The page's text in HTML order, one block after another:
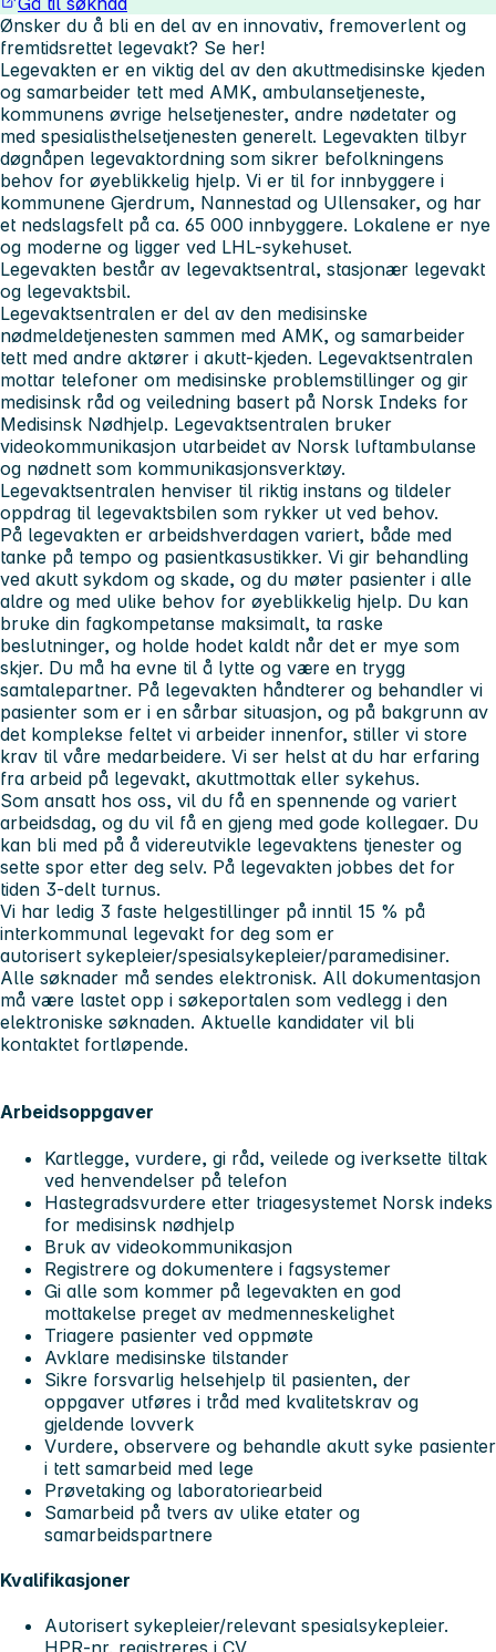
Ønsker du å bli en del av en innovativ, fremoverlent og
fremtidsrettet legevakt? Se her!
Legevakten er en viktig del av den akuttmedisinske kjeden
og samarbeider tett med AMK, ambulansetjeneste,
kommunens øvrige helsetjenester, andre nødetater og
med spesialisthelsetjenesten generelt. Legevakten tilbyr
døgnåpen legevaktordning som sikrer befolkningens
behov for øyeblikkelig hjelp. Vi er til for innbyggere i
kommunene Gjerdrum, Nannestad og Ullensaker, og har
et nedslagsfelt på ca. 65 000 innbyggere. Lokalene er nye
og moderne og ligger ved LHL-sykehuset.
Legevakten består av legevaktsentral, stasjonær legevakt
og legevaktsbil.
Legevaktsentralen er del av den medisinske
nødmeldetjenesten sammen med AMK, og samarbeider
tett med andre aktører i akutt-kjeden. Legevaktsentralen
mottar telefoner om medisinske problemstillinger og gir
medisinsk råd og veiledning basert på Norsk Indeks for
Medisinsk Nødhjelp. Legevaktsentralen bruker
videokommunikasjon utarbeidet av Norsk luftambulanse
og nødnett som kommunikasjonsverktøy.
Legevaktsentralen henviser til riktig instans og tildeler
oppdrag til legevaktsbilen som rykker ut ved behov.
På legevakten er arbeidshverdagen variert, både med
tanke på tempo og pasientkasustikker. Vi gir behandling
ved akutt sykdom og skade, og du møter pasienter i alle
aldre og med ulike behov for øyeblikkelig hjelp. Du kan
bruke din fagkompetanse maksimalt, ta raske
beslutninger, og holde hodet kaldt når det er mye som
skjer. Du må ha evne til å lytte og være en trygg
samtalepartner. På legevakten håndterer og behandler vi
pasienter som er i en sårbar situasjon, og på bakgrunn av
det komplekse feltet vi arbeider innenfor, stiller vi store
krav til våre medarbeidere. Vi ser helst at du har erfaring
fra arbeid på legevakt, akuttmottak eller sykehus.
Som ansatt hos oss, vil du få en spennende og variert
arbeidsdag, og du vil få en gjeng med gode kollegaer. Du
kan bli med på å videreutvikle legevaktens tjenester og
sette spor etter deg selv. På legevakten jobbes det for
tiden 3-delt turnus.
Vi har ledig 3 faste helgestillinger på inntil 15 % på
interkommunal legevakt for deg som er
autorisert sykepleier/spesialsykepleier/paramedisiner.
Alle søknader må sendes elektronisk. All dokumentasjon
må være lastet opp i søkeportalen som vedlegg i den
elektroniske søknaden. Aktuelle kandidater vil bli
kontaktet fortløpende.
Arbeidsoppgaver
Kartlegge, vurdere, gi råd, veilede og iverksette tiltak
ved henvendelser på telefon
Hastegradsvurdere etter triagesystemet Norsk indeks
for medisinsk nødhjelp
Bruk av videokommunikasjon
Registrere og dokumentere i fagsystemer
Gi alle som kommer på legevakten en god
mottakelse preget av medmenneskelighet
Triagere pasienter ved oppmøte
Avklare medisinske tilstander
Sikre forsvarlig helsehjelp til pasienten, der
oppgaver utføres i tråd med kvalitetskrav og
gjeldende lovverk
Vurdere, observere og behandle akutt syke pasienter
i tett samarbeid med lege
Prøvetaking og laboratoriearbeid
Samarbeid på tvers av ulike etater og
samarbeidspartnere
Kvalifikasjoner
Autorisert sykepleier/relevant spesialsykepleier.